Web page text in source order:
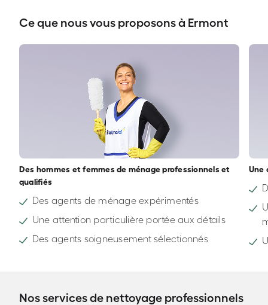
Ce que nous vous proposons à Ermont
Des hommes et femmes de ménage professionnels et
qualifiés
Des agents de ménage expérimentés
Une attention particulière portée aux détails
Des agents soigneusement sélectionnés
Une
Nos services de nettoyage professionnels